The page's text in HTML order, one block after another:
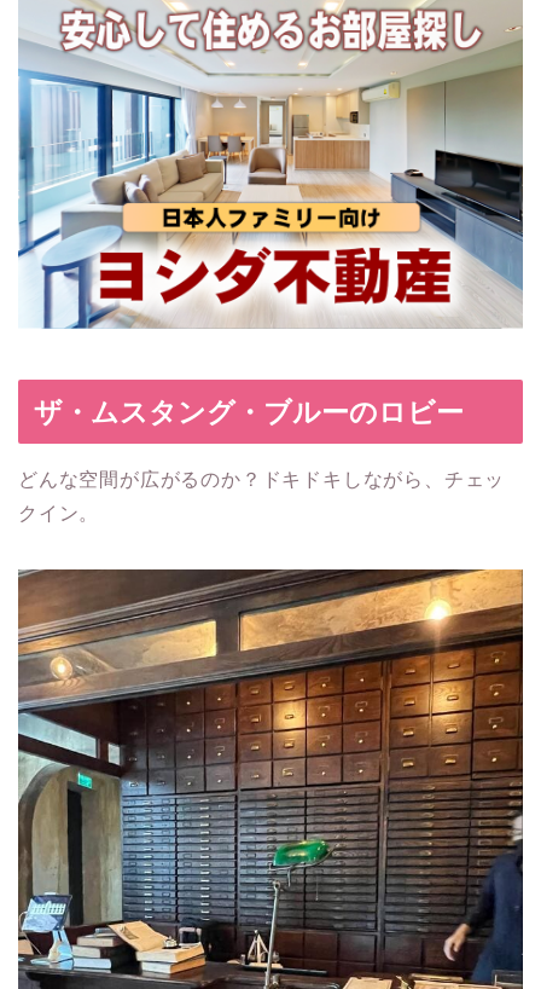
ザ・ムスタング・ブルーのロビー
どんな空間が広がるのか？ドキドキしながら、チェッ
クイン。